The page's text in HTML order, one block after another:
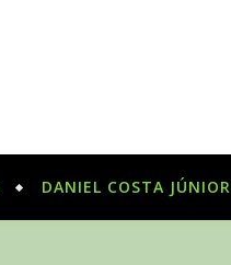
DANIEL COSTA JÚNIOR